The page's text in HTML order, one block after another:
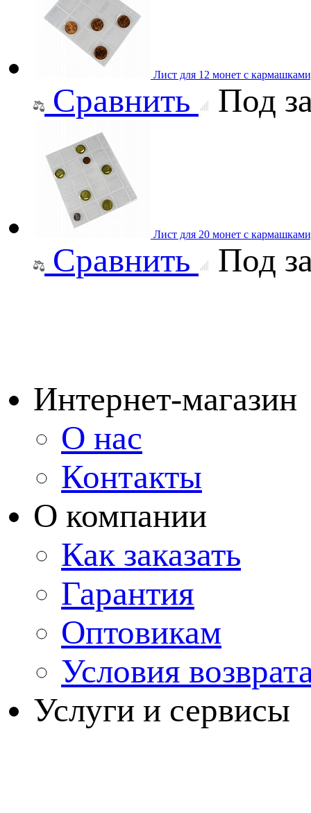
Лист для 12 монет с
Сравнить Под
Лист для 20 монет с
Сравнить Под
Интернет-магазин
О нас
Контакты
О компании
Как заказать
Гарантия
Оптовикам
Условия
Услуги и сервисы